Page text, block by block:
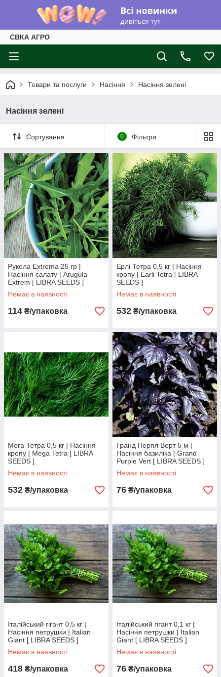
СВКА АГРО
Товари та послуги Насіння Насіння зелені
Насіння зелені
Сортування 0 Фільтри
Рукола Extrema 25 гр |
Насіння салату | Arugula
Extrem [ LIBRA SEEDS ]
Немає в наявності
114 ₴/упаковка
Ерлі Тетра 0,5 кг | Насіння
кропу | Earli Tetra [ LIBRA
SEEDS ]
Немає в наявності
532 ₴/упаковка
Мега Тетра 0,5 кг | Насіння
кропу | Mega Tetra [ LIBRA
SEEDS ]
Немає в наявності
532 ₴/упаковка
Гранд Перпл Верт 5 м |
Насіння базиліка | Grand
Purple Vert [ LIBRA SEEDS ]
Немає в наявності
76 ₴/упаковка
Італійський гігант 0,5 кг |
Насіння петрушки | Italian
Giant [ LIBRA SEEDS ]
Немає в наявності
418 ₴/упаковка
Італійський гігант 0,1 кг |
Насіння петрушки | Italian
Giant [ LIBRA SEEDS ]
Немає в наявності
76 ₴/упаковка